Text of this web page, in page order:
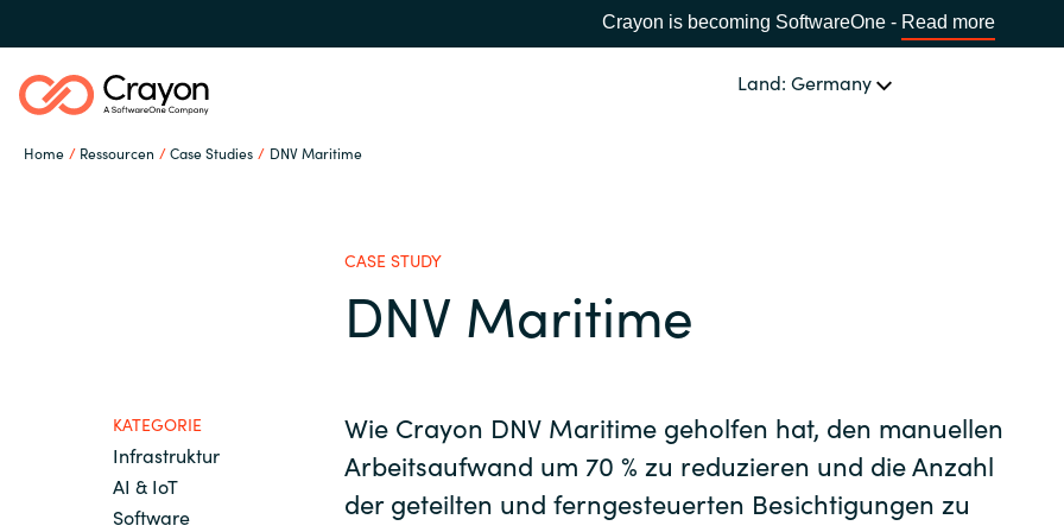
Crayon is becoming SoftwareOne - Read more
Land: Germany
Home Ressourcen Case Studies DNV Maritime
Global site
Denmark
Estonia
Software Partner
IT Campus - Customer
Data and AI Solutions
CASE STUDY
DNV Maritime
KATEGORIE
Infrastruktur
AI & IoT
Software
Wie Crayon DNV Maritime geholfen hat, den manuellen
Arbeitsaufwand um 70 % zu reduzieren und die Anzahl
der geteilten und ferngesteuerten Besichtigungen zu